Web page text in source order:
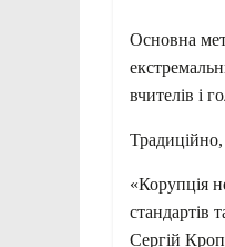
Основна
вчителів і
«Корупція
стандартів
Сергій